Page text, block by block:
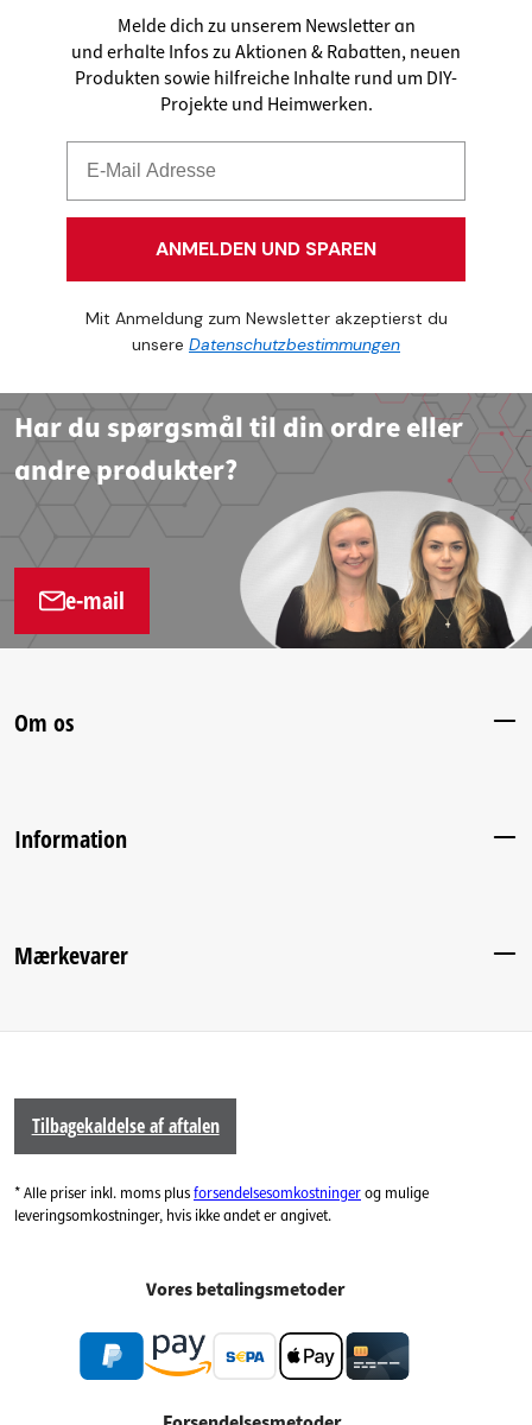
Melde dich zu unserem Newsletter an
und erhalte Infos zu Aktionen & Rabatten, neuen
Produkten sowie hilfreiche Inhalte rund um DIY-
Projekte und Heimwerken.
ANMELDEN UND SPAREN
Mit Anmeldung zum Newsletter akzeptierst du
unsere Datenschutzbestimmungen
Har du spørgsmål til din ordre eller
andre produkter?
e-mail
Om os
Information
Mærkevarer
Tilbagekaldelse af aftalen
* Alle priser inkl. moms plusforsendelsesomkostningerog mulige
leveringsomkostninger, hvis ikke andet er angivet.
Vores betalingsmetoder